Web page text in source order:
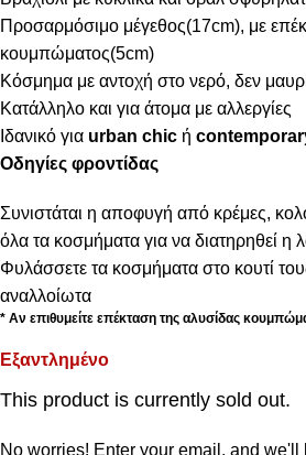
Προσαρμόσιμο μέγεθος(17cm), με
κουμπώματος(5cm)
Κόσμημα με αντοχή στο νερό, δεν
Κατάλληλο και για άτομα με αλλεργίες
Ιδανικό για urban chic ή
Οδηγίες φροντίδας
Συνιστάται η αποφυγή από κρέμες,
όλα τα κοσμήματα για να διατηρηθεί η
Φυλάσσετε τα κοσμήματα στο κουτί
αναλλοίωτα
* Αν επιθυμείτε επέκταση της αλυσίδας
Εξαντλημένο
This product is currently sold out.
No worries! Enter your email, and